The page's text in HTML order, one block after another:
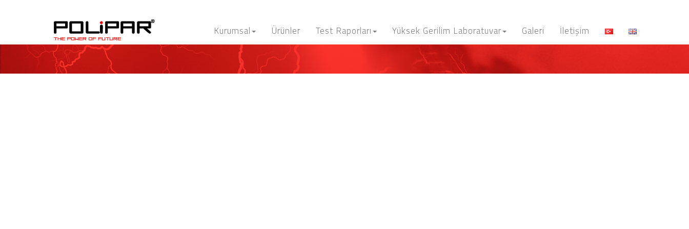
Kurumsal Ürünler Test Raporları Yüksek Gerilim Laboratuvar Galeri İletişim